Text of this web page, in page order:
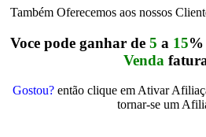
Também Oferecemos aos nossos
Voce pode ganhar de 5 a 15%
Venda
Gostou?então clique em Ativar
tornar-se um